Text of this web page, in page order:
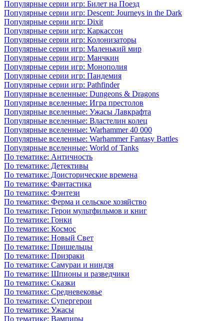
Популярные серии игр: Билет на Поезд
Популярные серии игр: Descent: Journeys in the Dark
Популярные серии игр: Dixit
Популярные серии игр: Каркассон
Популярные серии игр: Колонизаторы
Популярные серии игр: Маленький мир
Популярные серии игр: Манчкин
Популярные серии игр: Монополия
Популярные серии игр: Пандемия
Популярные серии игр: Pathfinder
Популярные вселенные: Dungeons & Dragons
Популярные вселенные: Игра престолов
Популярные вселенные: Ужасы Лавкрафта
Популярные вселенные: Властелин колец
Популярные вселенные: Warhammer 40 000
Популярные вселенные: Warhammer Fantasy Battles
Популярные вселенные: World of Tanks
По тематике: Античность
По тематике: Детективы
По тематике: Доисторические времена
По тематике: Фантастика
По тематике: Фэнтези
По тематике: Ферма и сельское хозяйство
По тематике: Герои мультфильмов и книг
По тематике: Гонки
По тематике: Космос
По тематике: Новый Свет
По тематике: Пришельцы
По тематике: Призраки
По тематике: Самураи и ниндзя
По тематике: Шпионы и разведчики
По тематике: Сказки
По тематике: Средневековье
По тематике: Супергерои
По тематике: Ужасы
По тематике: Вампиры